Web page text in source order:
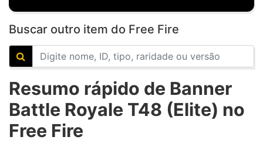
Buscar outro item do Free Fire
Resumo rápido de Banner
Battle Royale T48 (Elite) no
Free Fire